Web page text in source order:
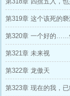
第319章 这个该死的褻
第320章 一个好的……
第321章 未来视
第322章 龙傲天
第323章 现在的我，